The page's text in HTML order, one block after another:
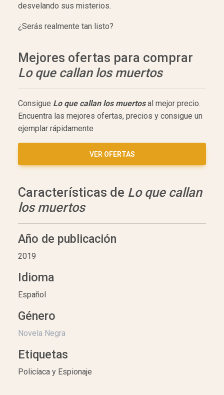
desvelando sus misterios.
¿Serás realmente tan listo?
Mejores ofertas para comprar
Lo que callan los muertos
Consigue Lo que callan los muertosal mejor precio.
Encuentra las mejores ofertas, precios y consigue un
ejemplar rápidamente
VER OFERTAS
Características de Lo que callan
los muertos
Año de publicación
2019
Idioma
Español
Género
Novela Negra
Etiquetas
Policíaca y Espionaje